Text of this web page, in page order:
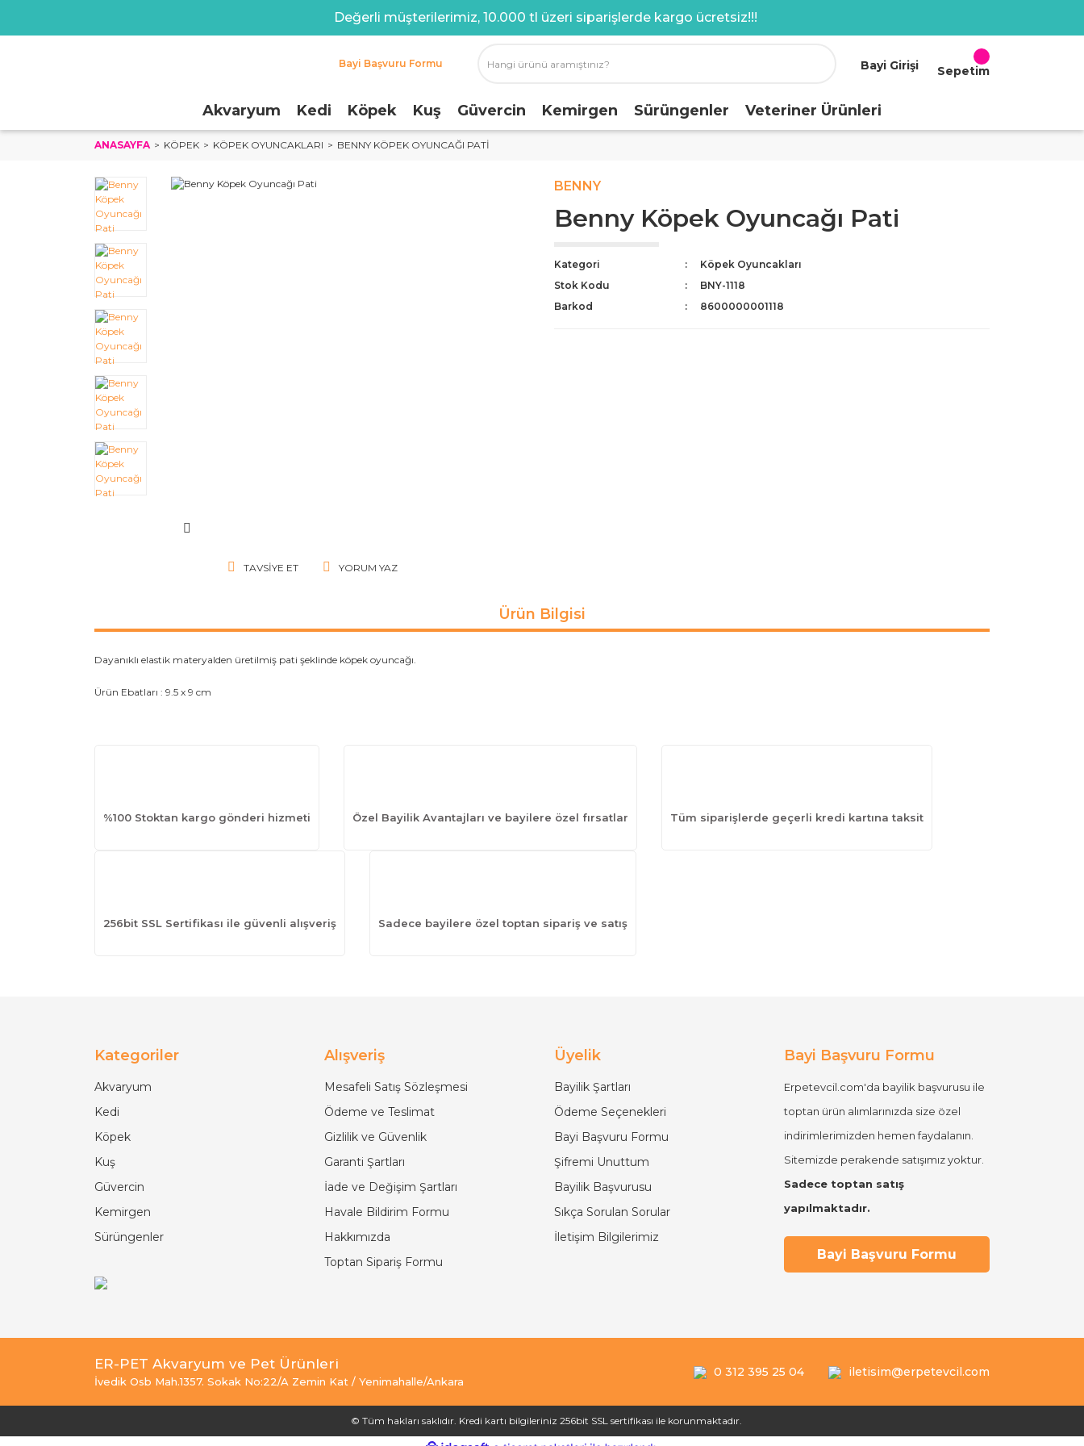
Değerli müşterilerimiz, 10.000 tl üzeri siparişlerde kargo ücretsiz!!!
Bayi Başvuru Formu Bayi Girişi Sepetim
Akvaryum Kedi Köpek Kuş Güvercin Kemirgen Sürüngenler Veteriner Ürünleri
ANASAYFA KÖPEK KÖPEK OYUNCAKLARI BENNY KÖPEK OYUNCAĞI PATI
TAVSIYE ET YORUM YAZ
BENNY
Benny Köpek Oyuncağı Pati
Kategori
Köpek Oyuncakları
Stok Kodu
BNY-1118
Barkod
8600000001118
Ürün Bilgisi
Dayanıklı elastik materyalden üretilmiş pati şeklinde köpek oyuncağı.
Ürün Ebatları : 9.5 x 9 cm
%100 Stoktan kargo gönderi hizmeti Özel Bayilik Avantajları ve bayilere özel fırsatlar Tüm siparişlerde geçerli kredi kartına taksit
256bit SSL Sertifikası ile güvenli alışveriş Sadece bayilere özel toptan sipariş ve satış
Kategoriler
Akvaryum
Kedi
Köpek
Kuş
Güvercin
Kemirgen
Sürüngenler
Alışveriş
Mesafeli Satış Sözleşmesi
Ödeme ve Teslimat
Gizlilik ve Güvenlik
Garanti Şartları
İade ve Değişim Şartları
Havale Bildirim Formu
Hakkımızda
Toptan Sipariş Formu
Üyelik
Bayilik Şartları
Ödeme Seçenekleri
Bayi Başvuru Formu
Şifremi Unuttum
Bayilik Başvurusu
Sıkça Sorulan Sorular
İletişim Bilgilerimiz
Bayi Başvuru Formu
Erpetevcil.com'da bayilik başvurusu ile
toptan ürün alımlarınızda size özel
indirimlerimizden hemen faydalanın.
Sitemizde perakende satışımız yoktur.
Sadece toptan satış
yapılmaktadır.
Bayi Başvuru Formu
ER-PET Akvaryum ve Pet Ürünleri
İvedik Osb Mah.1357. Sokak No:22/A Zemin Kat / Yenimahalle/Ankara
0 312 395 25 04 iletisim@erpetevcil.com
© Tüm hakları saklıdır. Kredi kartı bilgileriniz 256bit SSL sertifikası ile korunmaktadır.